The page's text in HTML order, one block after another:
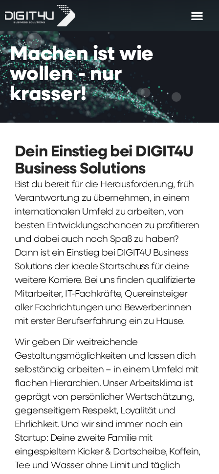
Machen ist wie
wollen - nur
krasser!
Dein Einstieg bei DIGIT4U
Business Solutions
Bist du bereit für die Herausforderung, früh
Verantwortung zu übernehmen, in einem
internationalen Umfeld zu arbeiten, von
besten Entwicklungschancen zu profitieren
und dabei auch noch Spaß zu haben?
Dann ist ein Einstieg bei DIGIT4U Business
Solutions der ideale Startschuss für deine
weitere Karriere. Bei uns finden qualifizierte
Mitarbeiter, IT-Fachkräfte, Quereinsteiger
aller Fachrichtungen und Bewerber:innen
mit erster Berufserfahrung ein zu Hause.
Wir geben Dir weitreichende
Gestaltungsmöglichkeiten und lassen dich
selbständig arbeiten – in einem Umfeld mit
flachen Hierarchien. Unser Arbeitsklima ist
geprägt von persönlicher Wertschätzung,
gegenseitigem Respekt, Loyalität und
Ehrlichkeit. Und wir sind immer noch ein
Startup: Deine zweite Familie mit
eingespieltem Kicker & Dartscheibe, Koffein,
Tee und Wasser ohne Limit und täglich